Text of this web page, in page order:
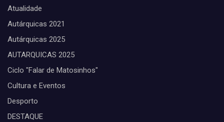
Atualidade
Autárquicas 2021
Autárquicas 2025
AUTARQUICAS 2025
Ciclo "Falar de Matosinhos"
Cultura e Eventos
Desporto
DESTAQUE